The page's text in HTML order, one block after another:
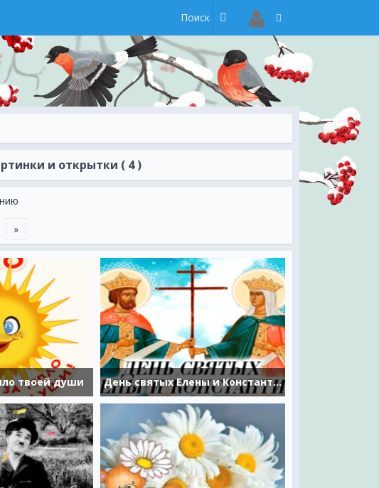
и открытки ( 4 )
»
твоей души День святых Елены и Константина